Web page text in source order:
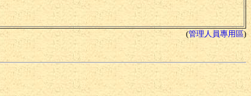
(管理人員專用區)